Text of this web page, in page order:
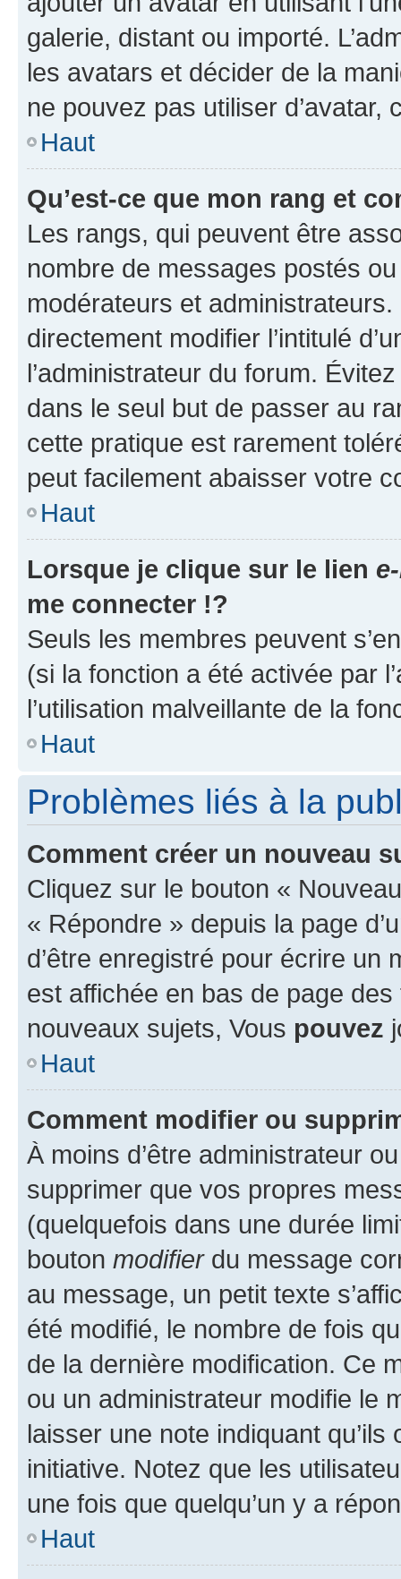
galerie, distant ou importé.
les avatars et décider de la
ne pouvez pas utiliser
Haut
Qu’est-ce que mon rang et
Les rangs, qui peuvent être
nombre de messages postés
modérateurs et
directement modifier l’intitulé
l’administrateur du forum.
dans le seul but de passer au
cette pratique est rarement
peut facilement abaisser votre
Haut
Lorsque je clique sur le lien
me connecter !?
Seuls les membres peuvent
(si la fonction a été activée par
l’utilisation malveillante de la
Haut
Problèmes liés à la
Comment créer un nouveau
Cliquez sur le bouton «
« Répondre » depuis la page
d’être enregistré pour écrire un
est affichée en bas de page
nouveaux sujets, Vous pouvez
Haut
Comment modifier ou
À moins d’être administrateur
supprimer que vos propres
(quelquefois dans une durée
bouton modifierdu message
au message, un petit texte
été modifié, le nombre de fois
de la dernière modification. Ce
ou un administrateur modifie le
laisser une note indiquant
initiative. Notez que les
une fois que quelqu’un y a
Haut